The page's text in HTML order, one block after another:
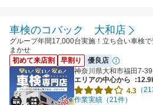
車検のコバック 大和店
グループ年間17,000台実施！立ち合い車検
まかせ
初めて来店割
早割り
優良店
神奈川県大和市福田7-
エリアの中心から
4.3 （
作業実績（21件）